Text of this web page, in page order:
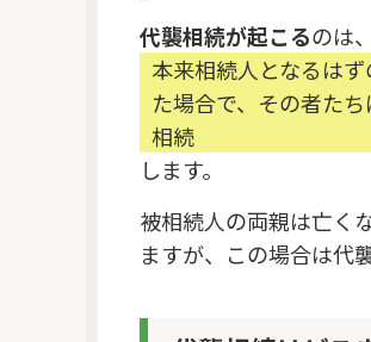
代襲相続が起こるのは、
本来相続人となるは
た場合で、その者た
相続
します。
被相続人の両親は亡く
ますが、この場合は代